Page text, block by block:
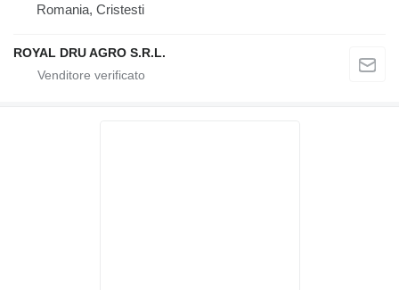
Romania, Cristesti
ROYAL DRU AGRO S.R.L.